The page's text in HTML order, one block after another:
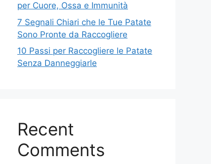
per Cuore, Ossa e Immunità
7 Segnali Chiari che le Tue Patate
Sono Pronte da Raccogliere
10 Passi per Raccogliere le Patate
Senza Danneggiarle
Recent
Comments